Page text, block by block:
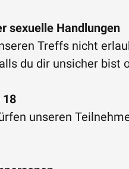
sexuelle Handlungen
Treffs nicht
du dir unsicher bist
18
unseren